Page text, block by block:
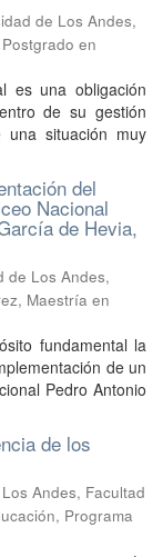
de Los Andes,
en
es una obligación
de su gestión
una situación muy
del
Nacional
de Hevia,
de Los Andes,
Maestría en
fundamental la
de un
Pedro Antonio
de los
Andes, Facultad
Programa